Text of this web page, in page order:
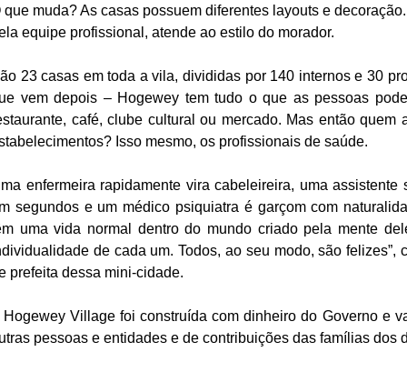
que muda? As casas possuem diferentes layouts e
equipe profissional, atende ao estilo do morador.
23 casas em toda a vila, divididas por 140 internos e 30
vem depois – Hogewey tem tudo o que as pessoas
café, clube cultural ou mercado. Mas então quem
Isso mesmo, os profissionais de saúde.
enfermeira rapidamente vira cabeleireira, uma
segundos e um médico psiquiatra é garçom com
uma vida normal dentro do mundo criado pela mente
de cada um. Todos, ao seu modo, são felizes”,
prefeita dessa mini-cidade.
Hogewey Village foi construída com dinheiro do Governo e
pessoas e entidades e de contribuições das famílias dos